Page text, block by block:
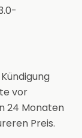
vor
24 Monaten
Preis.